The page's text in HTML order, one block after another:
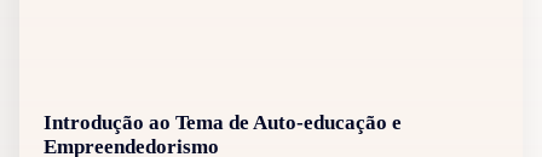
Introdução ao Tema de Auto-educação e
Empreendedorismo